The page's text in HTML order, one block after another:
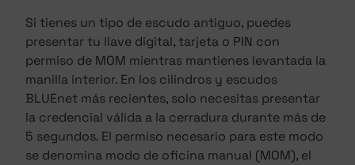
Si tienes un tipo de escudo antiguo, puedes
presentar tu llave digital, tarjeta o PIN con
permiso de MOM mientras mantienes levantada la
manilla interior. En los cilindros y escudos
BLUEnet más recientes, solo necesitas presentar
la credencial válida a la cerradura durante más de
5 segundos. El permiso necesario para este modo
se denomina modo de oficina manual (MOM), el